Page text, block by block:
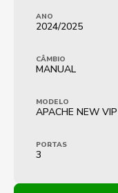
ANO
2024/2025
CÂMBIO
MANUAL
MODELO
APACHE NEW VIP
PORTAS
3